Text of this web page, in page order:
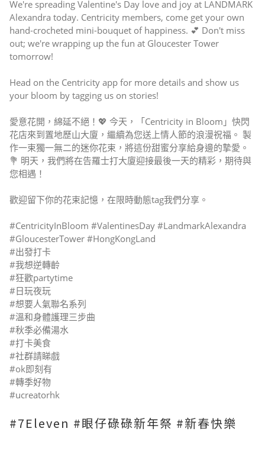
We're spreading Valentine's Day love and joy at LANDMARK
Alexandra today. Centricity members, come get your own
hand-crocheted mini-bouquet of happiness. 💕 Don't miss
out; we're wrapping up the fun at Gloucester Tower
tomorrow!
Head on the Centricity app for more details and show us
your bloom by tagging us on stories!
愛意花開，綿延不絕！💖 今天，「Centricity in Bloom」快閃
花店來到置地歷山大廈，繼續為您送上情人節的浪漫祝福。 製
作一束獨一無二的迷你花束，將這份甜蜜分享給身邊的摯愛。
💐 明天，我們將在告羅士打大廈迎接最後一天的精彩，期待與
您相遇！
歡迎留下你的花束記憶，在限時動態tag我們分享。
#CentricityInBloom #ValentinesDay #LandmarkAlexandra
#GloucesterTower #HongKongLand
#出發打卡
#我想逆轉齡
#狂歡partytime
#日玩夜玩
#想要人氣聯名系列
#溫和身體護理三步曲
#秋季必備湯水
#打卡美食
#社群請睇戲
#ok即刻有
#轉季好物
#ucreatorhk
#7Eleven #眼仔碌碌新年祭 #新春快樂